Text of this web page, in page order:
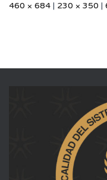
460 × 684 | 230 × 350 |